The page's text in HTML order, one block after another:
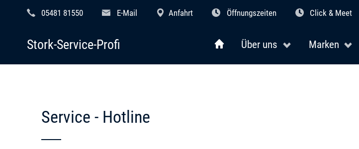
05481 81550 E-Mail Anfahrt Öffnungszeiten Click & Meet
Über uns Marken
Stork-Service-Profi
Service - Hotline